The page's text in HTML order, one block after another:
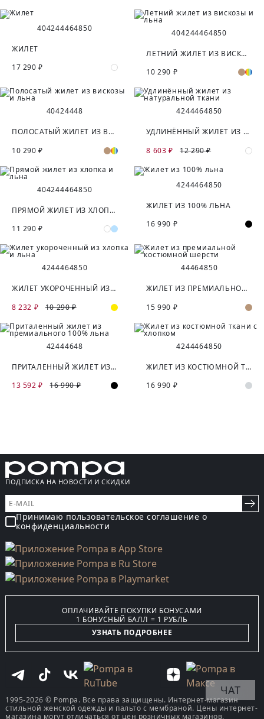
404244464850
ЖИЛЕТ
17 290 ₽
404244464850
ЛЕТНИЙ ЖИЛЕТ ИЗ ВИСКОЗЫ И ЛЬНА
10 290 ₽
40424448
ПОЛОСАТЫЙ ЖИЛЕТ ИЗ ВИСКОЗЫ И ЛЬНА
10 290 ₽
4244464850
УДЛИНЁННЫЙ ЖИЛЕТ ИЗ НАТУРАЛЬНОЙ ТКАНИ
8 603 ₽
12 290 ₽
404244464850
ПРЯМОЙ ЖИЛЕТ ИЗ ХЛОПКА И ЛЬНА
11 290 ₽
4244464850
ЖИЛЕТ ИЗ 100% ЛЬНА
16 990 ₽
4244464850
ЖИЛЕТ УКОРОЧЕННЫЙ ИЗ ХЛОПКА И ЛЬНА
8 232 ₽
10 290 ₽
44464850
ЖИЛЕТ ИЗ ПРЕМИАЛЬНОЙ КОСТЮМНОЙ ШЕРСТИ
15 990 ₽
42444648
ПРИТАЛЕННЫЙ ЖИЛЕТ ИЗ ПРЕМИАЛЬНОГО 100% ЛЬНА
13 592 ₽
16 990 ₽
4244464850
ЖИЛЕТ ИЗ КОСТЮМНОЙ ТКАНИ С ХЛОПКОМ
16 990 ₽
ПОДПИСКА НА НОВОСТИ И СКИДКИ
Принимаю пользовательское соглашение о
конфиденциальности
ОПЛАЧИВАЙТЕ ПОКУПКИ БОНУСАМИ
1 БОНУСНЫЙ БАЛЛ = 1 РУБЛЬ
УЗНАТЬ ПОДРОБНЕЕ
1995-2026 © Pompa. Все права защищены. Интернет-магазин
стильной женской одежды и пальто с мембраной. Цены интернет-
магазина могут отличаться от цен розничных магазинов.
ЧАТ